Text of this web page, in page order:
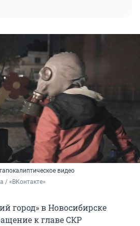
видео
/ «ВКонтакте»
город» в Новосибирске
к главе СКР